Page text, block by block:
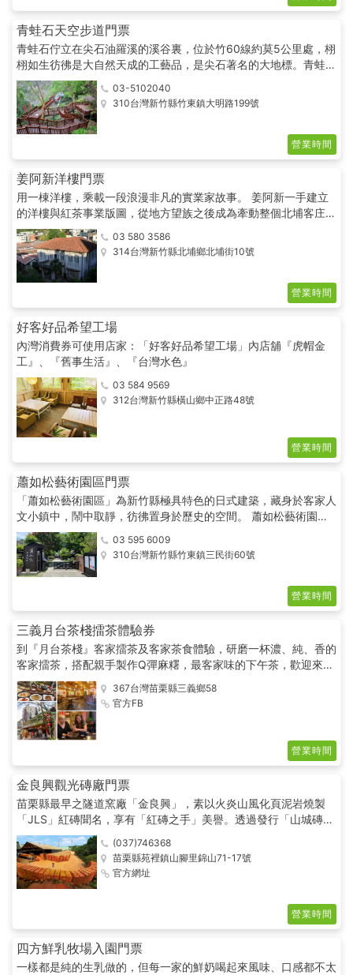
青蛙石天空步道門票
青蛙石佇立在尖石油羅溪的溪谷裏，位於竹60線約莫5公里處，栩
栩如生彷彿是大自然天成的工藝品，是尖石著名的大地標。青蛙石
天空步道於107年03月27日正式營運，係由觀石步道、彩虹橋步
道及野趣步道所組成，園區步道全長3.1公里。 距青蛙石約1.5公里
處有大型停車場，遊客購票後搭接駁車前往步道。在驗票亭前有三
隻可愛的青蛙雕像，唯妙唯肖讓人會心一笑。 漫步在天空步道
中，可欣賞療癒的天然瀑布及景緻優美的原始林木，再搭配潺潺水
聲，彷彿置身於世外桃源天地與我合一。
03-5102040
310台灣新竹縣竹東鎮大明路199號
營業時間
姜阿新洋樓門票
用一棟洋樓，乘載一段浪漫非凡的實業家故事。 姜阿新一手建立
的洋樓與紅茶事業版圖，從地方望族之後成為牽動整個北埔客庄經
濟脈動的關鍵人物，其精彩起落的一生，由後代家族承接，繼續述
說這份讓人動容的浪漫。
03 580 3586
314台灣新竹縣北埔鄉北埔街10號
營業時間
好客好品希望工場
內灣消費券可使用店家：「好客好品希望工場」內店舖『虎帽金
工』、『舊事生活』、『台灣水色』
03 584 9569
312台灣新竹縣橫山鄉中正路48號
營業時間
蕭如松藝術園區門票
「蕭如松藝術園區」為新竹縣極具特色的日式建築，藏身於客家人
文小鎮中，鬧中取靜，彷彿置身於歷史的空間。 蕭如松藝術園區
早年原為藝術家蕭如松先生之故居與竹東鎮公所職員及國小教職員
的宿舍。蕭老師自1950年應邀至中山國小任教後，入住至1992年
逝世。 「蕭如松故居」不僅是蕭老師生活的住所，更是孕育他藝
術生命與教育的溫床。同時也是新竹人文化記憶的共同空間，承載
03 595 6009
310台灣新竹縣竹東鎮三民街60號
營業時間
三義月台茶棧擂茶體驗券
到『月台茶棧』客家擂茶及客家茶食體驗，研磨一杯濃、純、香的
客家擂茶，搭配親手製作Q彈麻糬，最客家味的下午茶，歡迎來體
驗。感受客庄生活的日常樂趣，來到客家村莊想要深入探訪客家美
食文化，就從這裡開始!!
367台灣苗栗縣三義鄉58
官方FB
營業時間
金良興觀光磚廠門票
苗栗縣最早之隧道窯廠「金良興」，素以火炎山風化頁泥岩燒製
「JLS」紅磚聞名，享有「紅磚之手」美譽。透過發行「山城磚
瓦」雜誌、召開國際產業研討會議、辦理國際磚瓦文化藝術技術交
流中心等方式，不遺餘力推展磚瓦新氣象。
(037)746368
苗栗縣苑裡鎮山腳里錦山71-17號
官方網址
營業時間
四方鮮乳牧場入園門票
一樣都是純的生乳做的，但每一家的鮮奶喝起來風味、口感都不太